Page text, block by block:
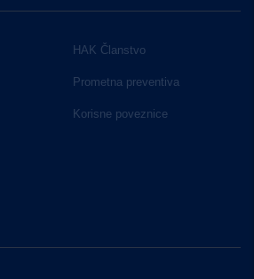
HAK Članstvo
Prometna preventiva
Korisne poveznice